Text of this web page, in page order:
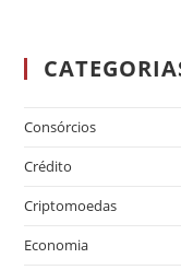
Consórcios
Crédito
Criptomoedas
Economia